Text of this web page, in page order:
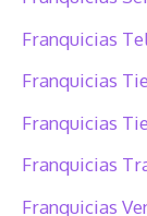
Franquicias
Franquicias
Franquicias
Franquicias
Franquicias